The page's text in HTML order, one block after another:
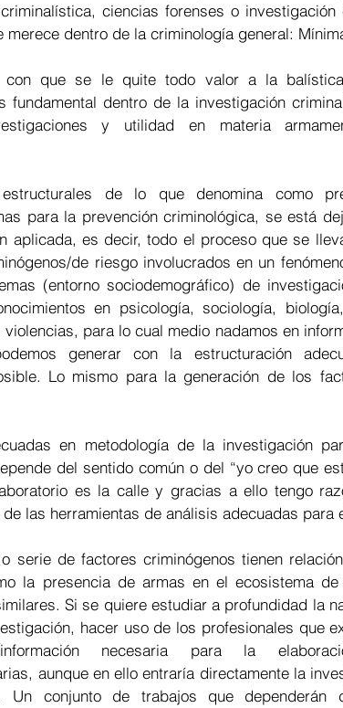
ciencias forenses o investigación
dentro de la criminología general:
que se le quite todo valor a la
fundamental dentro de la investigación
y utilidad en materia
de lo que denomina como
para la prevención criminológica, se está
aplicada, es decir, todo el proceso que se
de riesgo involucrados en un
(entorno sociodemográfico) de
en psicología, sociología,
para lo cual medio nadamos en
generar con la estructuración
Lo mismo para la generación de los
en metodología de la investigación
del sentido común o del “yo creo que
es la calle y gracias a ello tengo
las herramientas de análisis adecuadas para
serie de factores criminógenos tienen
la presencia de armas en el ecosistema de
Si se quiere estudiar a profundidad la
hacer uso de los profesionales que
necesaria para la
aunque en ello entraría directamente la
Un conjunto de trabajos que dependerán